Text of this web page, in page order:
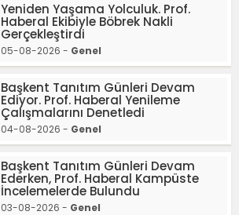
Yeniden Yaşama Yolculuk. Prof.
Haberal Ekibiyle Böbrek Nakli
Gerçekleştirdi
05-08-2026 - Genel
Başkent Tanıtım Günleri Devam
Ediyor. Prof. Haberal Yenileme
Çalışmalarını Denetledi
04-08-2026 - Genel
Başkent Tanıtım Günleri Devam
Ederken, Prof. Haberal Kampüste
İncelemelerde Bulundu
03-08-2026 - Genel